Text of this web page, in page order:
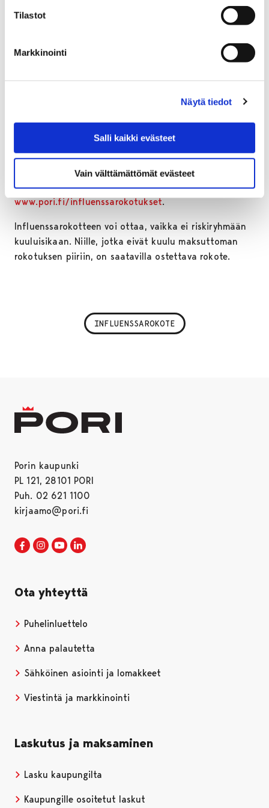
Tilastot
Markkinointi
Näytä tiedot
Salli kaikki evästeet
Vain välttämättömät evästeet
influenssaan, ovat oireet lievempiä ja tartuttavuus on
yhteistoiminta-alueella rokotusaikataulun mukaisesti
10. tammikuuta 2019 asti. Rokotus on mahdollista
saada millä tahansa aikataulussa olevista
toimipisteistä riippumatta omasta terveysasemasta.
Aikataulu löytyy osoitteesta
www.pori.fi/influenssarokotukset.
Influenssarokotteen voi ottaa, vaikka ei riskiryhmään
kuuluisikaan. Niille, jotka eivät kuulu maksuttoman
rokotuksen piiriin, on saatavilla ostettava rokote.
INFLUENSSAROKOTE
Porin kaupunki
PL 121, 28101 PORI
Puh. 02 621 1100
kirjaamo@pori.fi
Porin kaupunki Facebookissa
Avautuu uudessa välilehdessä
Porin kaupunki Instagramissa
Avautuu uudessa välilehdessä
Porin kaupunki Youtubessa
Avautuu uudessa välilehdessä
Ota yhteyttä
Puhelinluettelo
Anna palautetta
Sähköinen asiointi ja lomakkeet
Viestintä ja markkinointi
Laskutus ja maksaminen
Lasku kaupungilta
Kaupungille osoitetut laskut